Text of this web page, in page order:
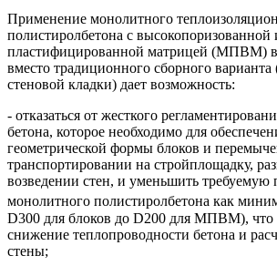
Применение монолитного
полистиролбетона с высокопоризованной
пластифицированной матрицей (МПВМ)
вместо традиционного сборного варианта
стеновой кладки) дает возможность:
- отказаться от жесткого
бетона, которое необходимо для
геометрической формы блоков и
транспортировании на стройплощадку,
возведении стен, и уменьшить требуемую
монолитного полистиролбетона как
D300 для блоков до D200 для МПВМ), что
снижение теплопроводности бетона и
стены;